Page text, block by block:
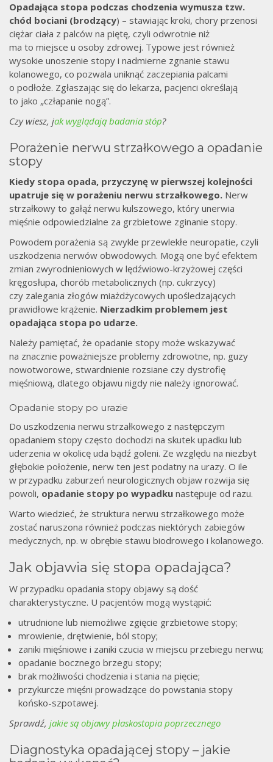
Opadająca stopa podczas chodzenia wymusza tzw.
chód bociani (brodzący) – stawiając kroki, chory przenosi
ciężar ciała z palców na piętę, czyli odwrotnie niż
ma to miejsce u osoby zdrowej. Typowe jest również
wysokie unoszenie stopy i nadmierne zgnanie stawu
kolanowego, co pozwala uniknąć zaczepiania palcami
o podłoże. Zgłaszając się do lekarza, pacjenci określają
to jako „człapanie nogą”.
Czy wiesz, jak wyglądają badania stóp?
Porażenie nerwu strzałkowego a opadanie
stopy
Kiedy stopa opada, przyczynę w pierwszej kolejności
upatruje się w porażeniu nerwu strzałkowego. Nerw
strzałkowy to gałąź nerwu kulszowego, który unerwia
mięśnie odpowiedzialne za grzbietowe zginanie stopy.
Powodem porażenia są zwykle przewlekłe neuropatie, czyli
uszkodzenia nerwów obwodowych. Mogą one być efektem
zmian zwyrodnieniowych w lędźwiowo-krzyżowej części
kręgosłupa, chorób metabolicznych (np. cukrzycy)
czy zalegania złogów miażdżycowych upośledzających
prawidłowe krążenie. Nierzadkim problemem jest
opadająca stopa po udarze.
Należy pamiętać, że opadanie stopy może wskazywać
na znacznie poważniejsze problemy zdrowotne, np. guzy
nowotworowe, stwardnienie rozsiane czy dystrofię
mięśniową, dlatego objawu nigdy nie należy ignorować.
Opadanie stopy po urazie
Do uszkodzenia nerwu strzałkowego z następczym
opadaniem stopy często dochodzi na skutek upadku lub
uderzenia w okolicę uda bądź goleni. Ze względu na niezbyt
głębokie położenie, nerw ten jest podatny na urazy. O ile
w przypadku zaburzeń neurologicznych objaw rozwija się
powoli, opadanie stopy po wypadku następuje od razu.
Warto wiedzieć, że struktura nerwu strzałkowego może
zostać naruszona również podczas niektórych zabiegów
medycznych, np. w obrębie stawu biodrowego i kolanowego.
Jak objawia się stopa opadająca?
W przypadku opadania stopy objawy są dość
charakterystyczne. U pacjentów mogą wystąpić:
utrudnione lub niemożliwe zgięcie grzbietowe stopy;
mrowienie, drętwienie, ból stopy;
zaniki mięśniowe i zaniki czucia w miejscu przebiegu nerwu;
opadanie bocznego brzegu stopy;
brak możliwości chodzenia i stania na pięcie;
przykurcze mięśni prowadzące do powstania stopy
końsko-szpotawej.
Sprawdź, jakie są objawy płaskostopia poprzecznego
Diagnostyka opadającej stopy – jakie